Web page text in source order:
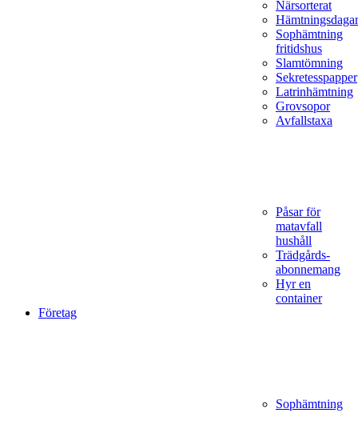
Närsorterat
Hämtningsdagar
Sophämtning
fritidshus
Slamtömning
Sekretesspapper
Latrinhämtning
Grovsopor
Avfallstaxa
Påsar för
matavfall
hushåll
Trädgårds­
abonnemang
Hyr en
container
Företag
Sophämtning